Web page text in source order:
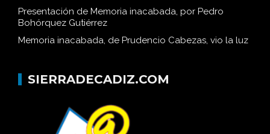
Presentación de Memoria inacabada, por Pedro
Bohórquez Gutiérrez
Memoria inacabada, de Prudencio Cabezas, vio la luz
SIERRADECADIZ.COM